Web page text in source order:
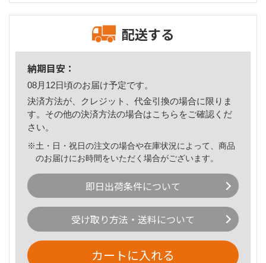
配送する
納期目安：
08月12日頃のお届け予定です。
決済方法が、クレジット、代金引換の場合に限りま
す。その他の決済方法の場合はこちら をご確認くだ
さい。
※土・日・祝日の注文の場合や在庫状況によって、商品
のお届けにお時間をいただく場合がございます。
即日出荷条件について
受け取り方法・送料について
カートに入れる